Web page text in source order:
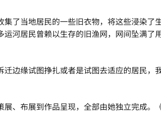
了当地居民的一些旧衣物，将这些浸染了
河居民曾赖以生存的旧渔网，网间坠满
边缘试图挣扎或者是试图去适应的居民
布展到作品呈现，全部由她独立完成。